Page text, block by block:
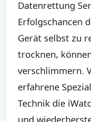
Datenrettung
Erfolgschancen
Gerät selbst zu
trocknen,
verschlimmern.
erfahrene
Technik die
und